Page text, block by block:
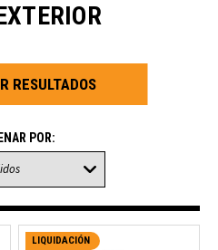
RESULTADOS
POR:
LIQUIDACIÓN